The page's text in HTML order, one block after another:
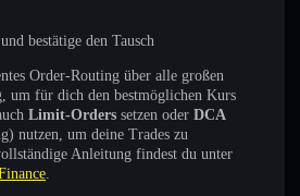
bestätige den Tausch
Order-Routing über alle großen
um für dich den bestmöglichen Kurs
Limit-Orders setzen oder DCA
nutzen, um deine Trades zu
Anleitung findest du unter
.